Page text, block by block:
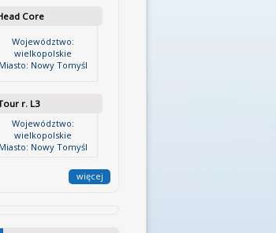
Core
Województwo:
wielkopolskie
Miasto: Nowy Tomyśl
r. L3
Województwo:
wielkopolskie
Miasto: Nowy Tomyśl
więcej